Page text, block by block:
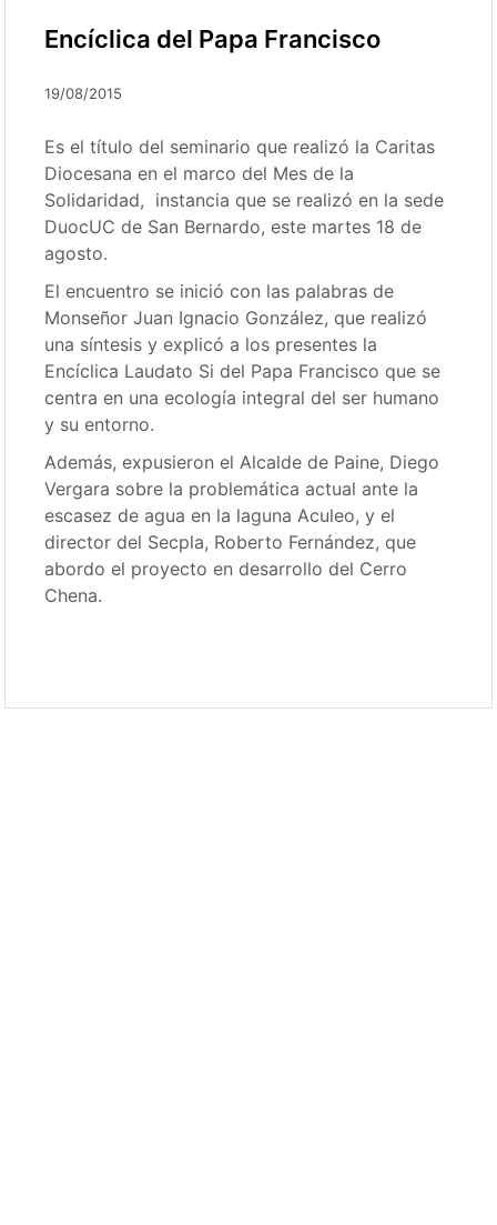
Encíclica del Papa Francisco
19/08/2015
Es el título del seminario que realizó la Caritas
Diocesana en el marco del Mes de la
Solidaridad, instancia que se realizó en la sede
DuocUC de San Bernardo, este martes 18 de
agosto.
El encuentro se inició con las palabras de
Monseñor Juan Ignacio González, que realizó
una síntesis y explicó a los presentes la
Encíclica Laudato Si del Papa Francisco que se
centra en una ecología integral del ser humano
y su entorno.
Además, expusieron el Alcalde de Paine, Diego
Vergara sobre la problemática actual ante la
escasez de agua en la laguna Aculeo, y el
director del Secpla, Roberto Fernández, que
abordo el proyecto en desarrollo del Cerro
Chena.